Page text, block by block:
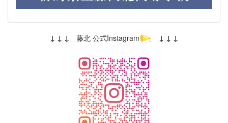
↓ ↓ ↓ 藤北 公式Instagram ↓ ↓ ↓